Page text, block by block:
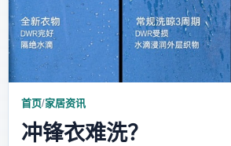
时尚饰家 装修设计
家具知识 家居文化
首页/家居资讯
冲锋衣难洗？